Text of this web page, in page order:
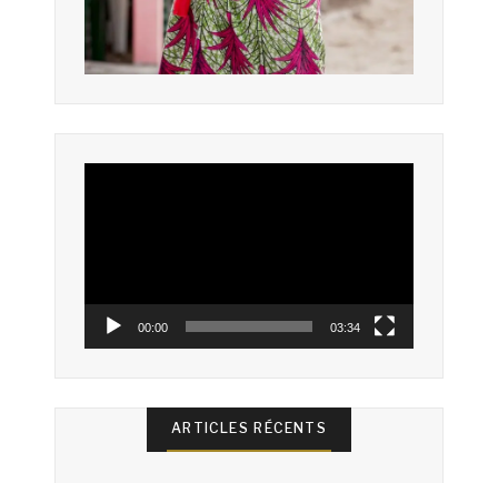
00:00 03:34
ARTICLES RÉCENTS